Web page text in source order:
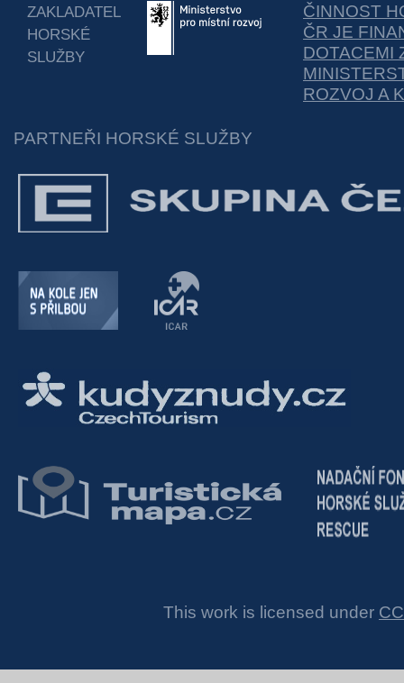
ZAKLADATEL
HORSKÉ
SLUŽBY
ČINNOST
ČR JE
DOTACEMI
ROZVOJ A
PARTNEŘI HORSKÉ SLUŽBY
This work is licensed under